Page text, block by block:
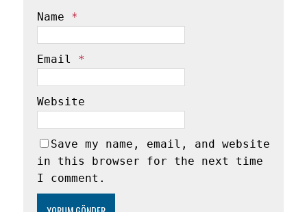
Name *
Email *
Website
Save my name, email, and website
in this browser for the next time
I comment.